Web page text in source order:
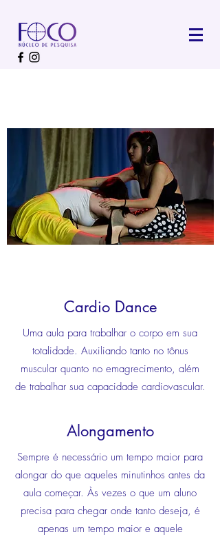
Cardio Dance
Uma aula para trabalhar o corpo em sua
totalidade. Auxiliando tanto no tônus
muscular quanto no emagrecimento, além
de trabalhar sua capacidade cardiovascular.
Alongamento
Sempre é necessário um tempo maior para
alongar do que aqueles minutinhos antes da
aula começar. Às vezes o que um aluno
precisa para chegar onde tanto deseja, é
apenas um tempo maior e aquele